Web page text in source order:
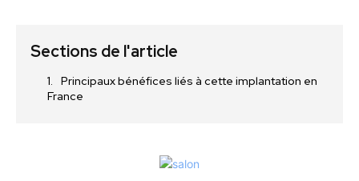
Sections de l'article
Principaux bénéfices liés à cette implantation en
France